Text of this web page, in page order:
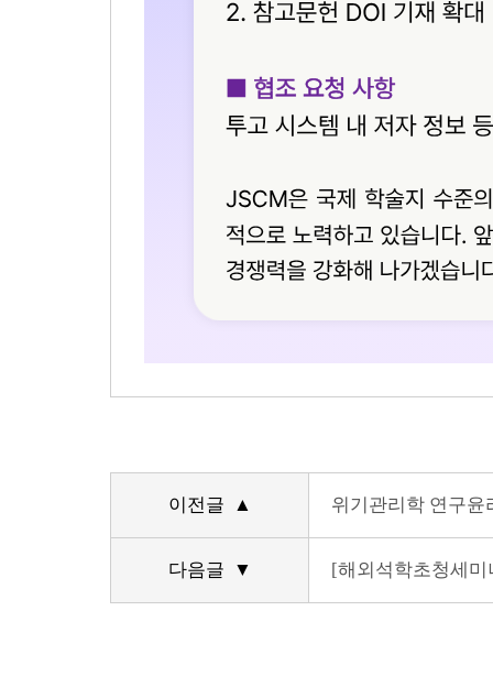
이전글 ▲ 위기관리학 연구윤
다음글 ▼ [해외석학초청세미